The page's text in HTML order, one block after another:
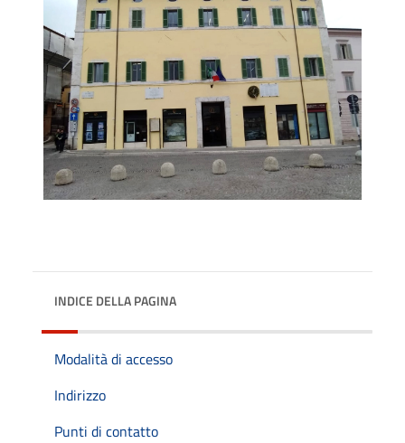
INDICE DELLA PAGINA
Modalità di accesso
Indirizzo
Punti di contatto